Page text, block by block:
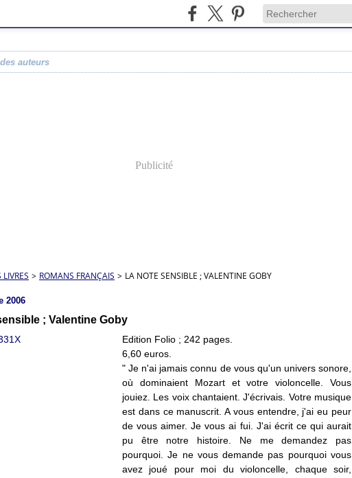
auteurs
Publicité
LIVRES > ROMANS FRANÇAIS > LA NOTE SENSIBLE ; VALENTINE GOBY
2006
; Valentine Goby
Edition Folio ; 242 pages.
6,60 euros.
" Je n'ai jamais connu de vous qu'un univers sonore,
où dominaient Mozart et votre violoncelle. Vous
jouiez. Les voix chantaient. J'écrivais. Votre musique
est dans ce manuscrit. A vous entendre, j'ai eu peur
de vous aimer. Je vous ai fui. J'ai écrit ce qui aurait
pu être notre histoire. Ne me demandez pas
pourquoi. Je ne vous demande pas pourquoi vous
avez joué pour moi du violoncelle, chaque soir,